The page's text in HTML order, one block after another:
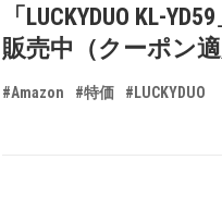
「LUCKYDUO KL-
販売中（クーポン適
#Amazon #特価 #LUCKYDUO